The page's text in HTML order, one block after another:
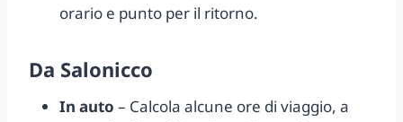
orario e punto per il ritorno.
Da Salonicco
In auto – Calcola alcune ore di viaggio, a